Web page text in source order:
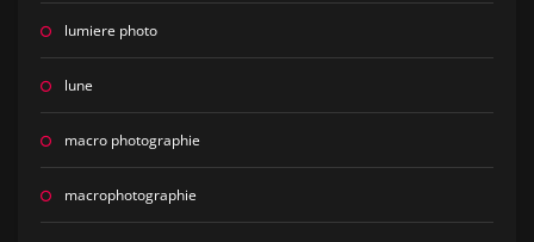
lumiere photo
lune
macro photographie
macrophotographie